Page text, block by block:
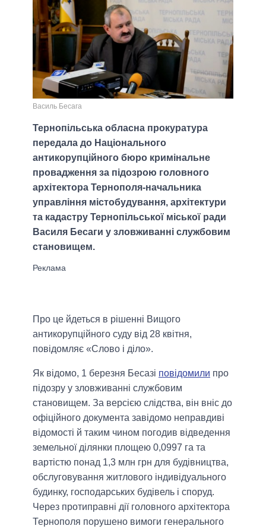
Василь Бесага
Тернопільська обласна прокуратура
передала до Національного
антикорупційного бюро кримінальне
провадження за підозрою головного
архітектора Тернополя-начальника
управління містобудування, архітектури
та кадастру Тернопільської міської ради
Василя Бесаги у зловживанні службовим
становищем.
Про це йдеться в рішенні Вищого
антикорупційного суду від 28 квітня,
повідомляє «Слово і діло».
Як відомо, 1 березня Бесазі повідомили про
підозру у зловживанні службовим
становищем. За версією слідства, він вніс до
офіційного документа завідомо неправдиві
відомості й таким чином погодив відведення
земельної ділянки площею 0,0997 га та
вартістю понад 1,3 млн грн для будівництва,
обслуговування житлового індивідуального
будинку, господарських будівель і споруд.
Через протиправні дії головного архітектора
Тернополя порушено вимоги генерального